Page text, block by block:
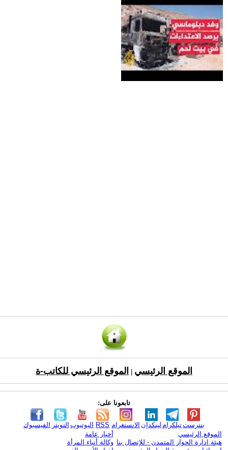
الموقع الرئيسي الموقع الرئيسي للكاتب-ة
تابعونا على:
الفيسبوك التويتر اليوتيوب RSS الانستغرام لينكدإن تيلكرامبنترست
الموقع الرئيسي
هيئة ادارة الحوار المتمدن - للإتصال بنا
أخبار عامة
وكالة أنباء المرأة